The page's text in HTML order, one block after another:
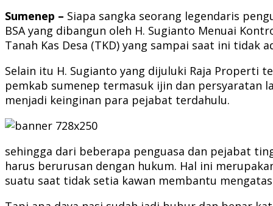
Sumenep – Siapa sangka seorang legendaris
BSA yang dibangun oleh H. Sugianto Menuai
Tanah Kas Desa (TKD) yang sampai saat ini tidak
Selain itu H. Sugianto yang dijuluki Raja Properti
pemkab sumenep termasuk ijin dan persyaratan
menjadi keinginan para pejabat terdahulu.
sehingga dari beberapa penguasa dan pejabat
harus berurusan dengan hukum. Hal ini
suatu saat tidak setia kawan membantu